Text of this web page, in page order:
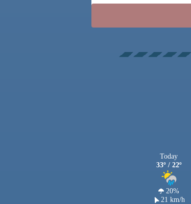
Today
33º / 22º
20%
21 km/h